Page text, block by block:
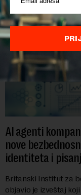
AI agenti
nove
identiteta i
Britanski Institut za
objavio je izveštaj